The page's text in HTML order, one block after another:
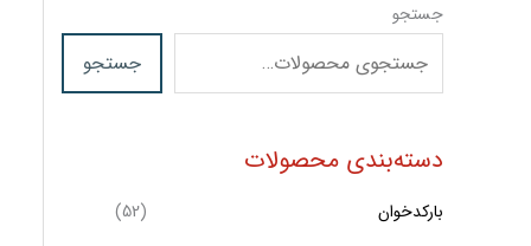
جستجو
جستجو
دسته‌بندی محصولات
بارکدخوان
(52)
ا
ق
ا
ك